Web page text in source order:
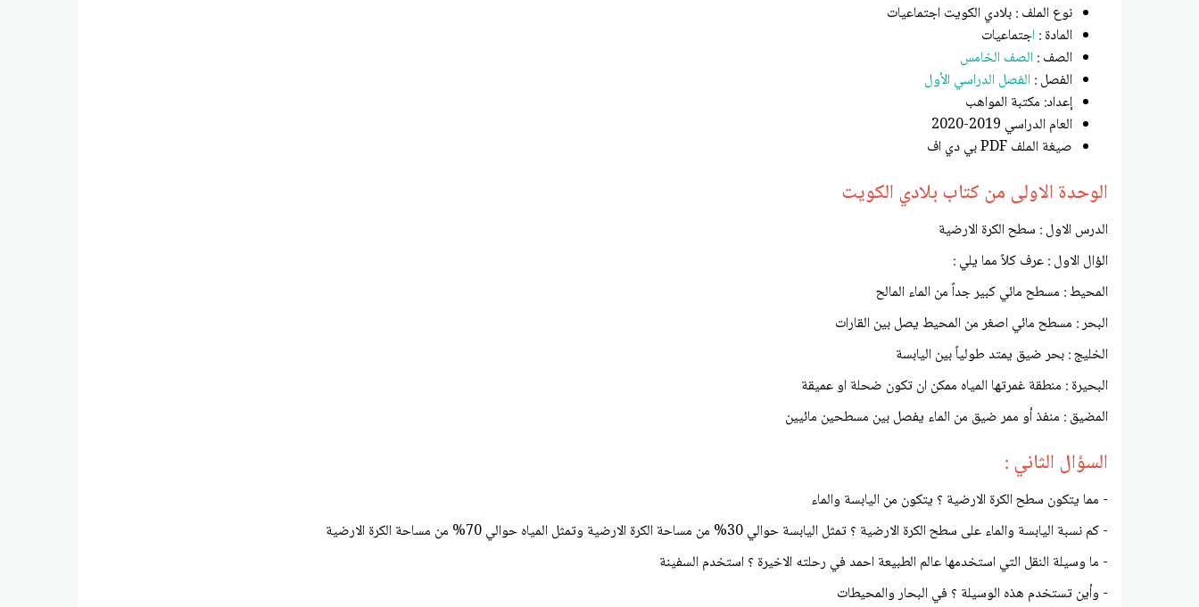
نوع الملف : بلادي الكويت اجتماعيات
المادة : اجتماعيات
الصف : الصف الخامس
الفصل : الفصل الدراسي الأول
إعداد: مكتبة المواهب
العام الدراسي 2019-2020
صيغة الملف PDF بي دي اف
الوحدة الاولى من كتاب بلادي الكويت
الدرس الاول : سطح الكرة الارضية
الؤال الاول : عرف كلاً مما يلي :
المحيط : مسطح مائي كبير جداً من الماء المالح
البحر : مسطح مائي اصغر من المحيط يصل بين القارات
الخليج : بحر ضيق يمتد طولياً بين اليابسة
البحيرة : منطقة غمرتها المياه ممكن ان تكون ضحلة او عميقة
المضيق : منفذ أو ممر ضيق من الماء يفصل بين مسطحين مائيين
السؤال الثاني :
- مما يتكون سطح الكرة الارضية ؟ يتكون من اليابسة والماء
- كم نسبة اليابسة والماء على سطح الكرة الارضية ؟ تمثل اليابسة حوالي 30% من مساحة الكرة الارضية وتمثل المياه حوالي 70% من مساحة الكرة الارضية
- ما وسيلة النقل التي استخدمها عالم الطبيعة احمد في رحلته الاخيرة ؟ استخدم السفينة
- وأين تستخدم هذه الوسيلة ؟ في البحار والمحيطات